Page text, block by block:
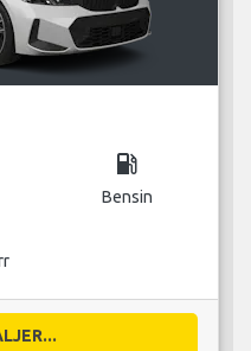
local_gas_station
Bensin